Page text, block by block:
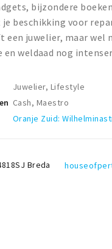
bijzondere
beschikking voor
een juwelier, maar wel
en weldaad nog
Juwelier, Lifestyle
Cash, Maestro
Oranje Zuid:
Breda